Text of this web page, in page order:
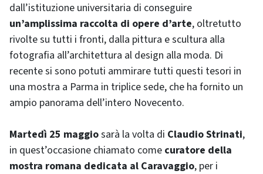
dall’istituzione universitaria di conseguire
un’amplissima raccolta di opere d’arte, oltretutto
rivolte su tutti i fronti, dalla pittura e scultura alla
fotografia all’architettura al design alla moda. Di
recente si sono potuti ammirare tutti questi tesori in
una mostra a Parma in triplice sede, che ha fornito un
ampio panorama dell’intero Novecento.
Martedì 25 maggiosarà la volta di Claudio Strinati,
in quest’occasione chiamato come curatore della
mostra romana dedicata al Caravaggio, per i